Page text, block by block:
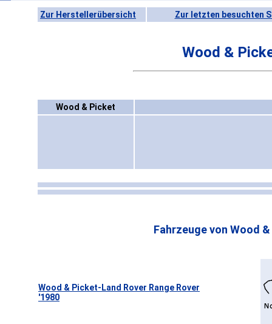
Zur Herstellerübersicht Zur letzten besuchten
Wood &
Wood & Picket
Fahrzeuge von Wood
Wood & Picket-Land Rover Range Rover
'1980